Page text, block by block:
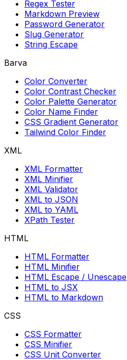
Regex Tester
Markdown Preview
Password Generator
Slug Generator
String Escape
Barva
Color Converter
Color Contrast Checker
Color Palette Generator
Color Name Finder
CSS Gradient Generator
Tailwind Color Finder
XML
XML Formatter
XML Minifier
XML Validator
XML to JSON
XML to YAML
XPath Tester
HTML
HTML Formatter
HTML Minifier
HTML Escape / Unescape
HTML to JSX
HTML to Markdown
CSS
CSS Formatter
CSS Minifier
CSS Unit Converter